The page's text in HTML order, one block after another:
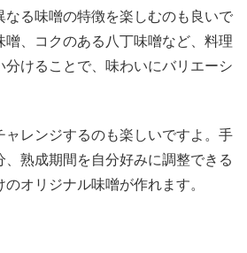
なる味噌の特徴を楽しむのも良いで
噌、コクのある八丁味噌など、料理
分けることで、味わいにバリエーシ
ャレンジするのも楽しいですよ。手
熟成期間を自分好みに調整できる
オリジナル味噌が作れます。